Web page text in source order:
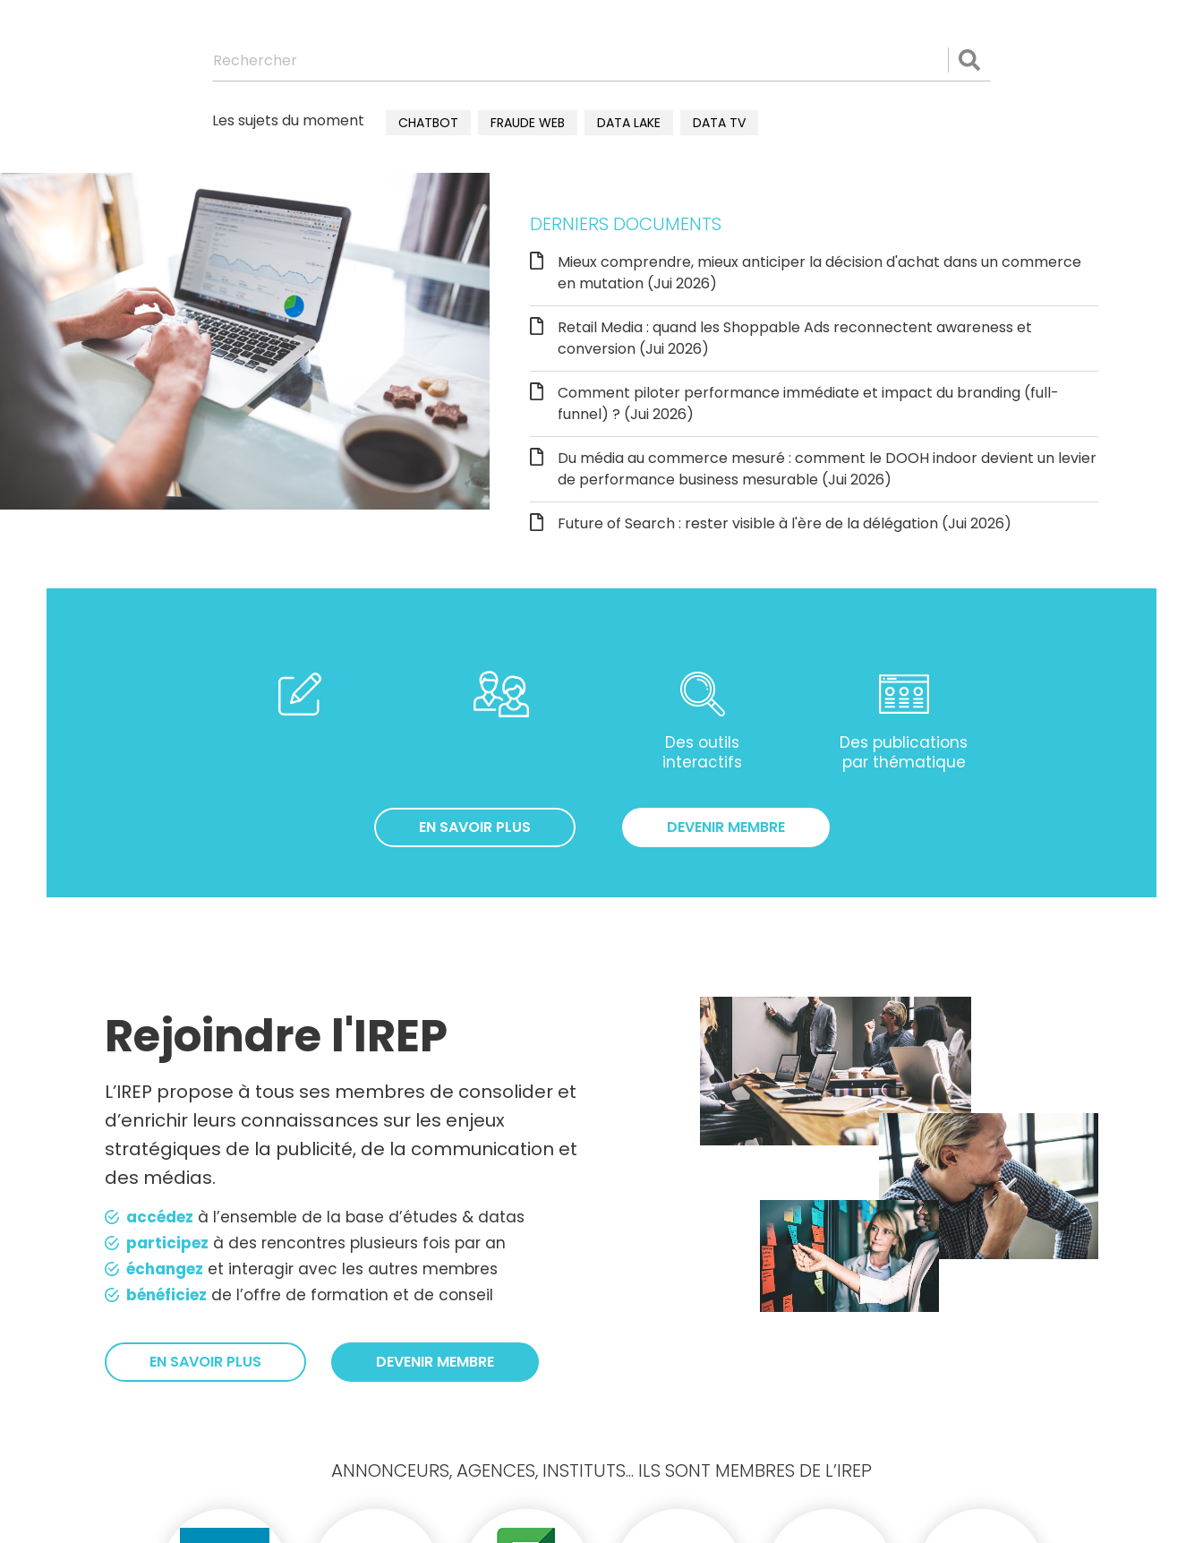
Rechercher
Les sujets du moment CHATBOT FRAUDE WEB DATA LAKE DATA TV
DERNIERS DOCUMENTS
Mieux comprendre, mieux anticiper la décision d'achat dans un commerce
en mutation (Jui 2026)
Retail Media : quand les Shoppable Ads reconnectent awareness et
conversion (Jui 2026)
Comment piloter performance immédiate et impact du branding (full-
funnel) ? (Jui 2026)
Du média au commerce mesuré : comment le DOOH indoor devient un levier
de performance business mesurable (Jui 2026)
Future of Search : rester visible à l'ère de la délégation (Jui 2026)
Des outils
interactifs
Des publications
par thématique
EN SAVOIR PLUS DEVENIR MEMBRE
Rejoindre l'IREP
L’IREP propose à tous ses membres de consolider et
d’enrichir leurs connaissances sur les enjeux
stratégiques de la publicité, de la communication et
des médias.
accédez à l’ensemble de la base d’études & datas
participez à des rencontres plusieurs fois par an
échangez et interagir avec les autres membres
bénéficiez de l’offre de formation et de conseil
EN SAVOIR PLUS DEVENIR MEMBRE
ANNONCEURS, AGENCES, INSTITUTS... ILS SONT MEMBRES DE L’IREP